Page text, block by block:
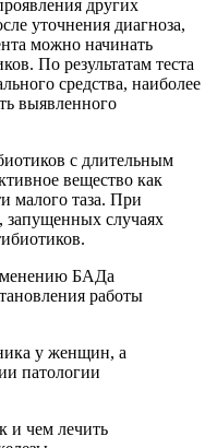
других
уточнения диагноза,
можно начинать
По результатам теста
средства, наиболее
выявленного
с длительным
вещество как
малого таза. При
запущенных случаях
БАДа
работы
у женщин, а
патологии
и чем лечить